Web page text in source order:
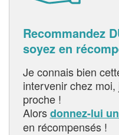
Recommandez
soyez en
Je connais bien
intervenir chez
proche !
Alorsdonnez-lui
en récompensés !